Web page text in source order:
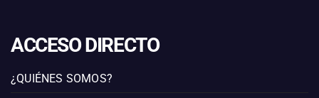
ACCESO DIRECTO
¿QUIÉNES SOMOS?